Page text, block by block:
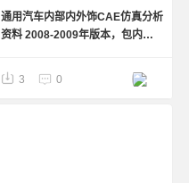
通用汽车内部内外饰CAE仿真分析
资料 2008-2009年版本，包内饰
PDF格式，英文。
3 0